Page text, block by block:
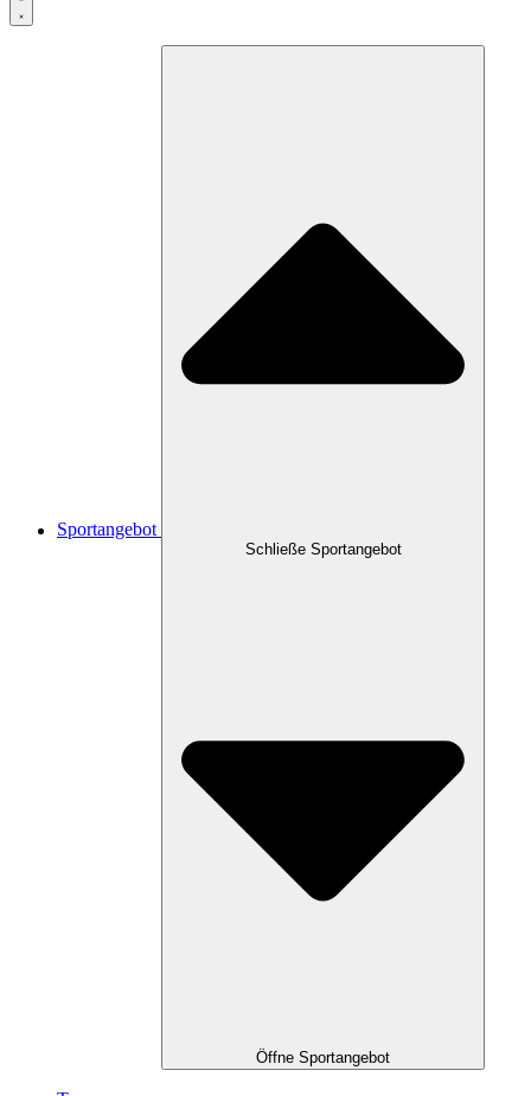
Sportangebot
Schließe Sportangebot
Öffne Sportangebot